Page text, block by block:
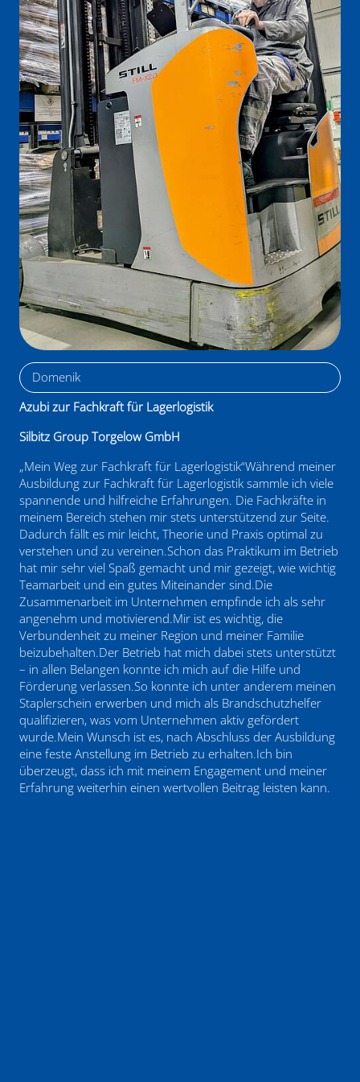
Anne Sprigode
Azubi zur techn. Modellbauerin
Silbitz Group GmbH
Ich wollte immer einen Beruf, bei dem ich mich
handwerklich betätigen kann und der auch in Zukunft gute
Chancen bietet, und Silbitz Guss kannte ich zu meiner
Sportlaufbahn schon als Unterstützer von
Sportveranstaltungen. Jetzt bin ich hier im Unternehmen
schon im letzten Jahr meiner Ausbildung zur technischen
Modellbauerin. Das ist ein sehr vielseitiger Beruf. Ich
arbeite mit verschiedenen Materialien und ich lerne
verschiedene Be- und Verarbeitungstechniken. Was mir
hier gut gefällt ist, dass ich auch andere Abteilungen
kennenlernen kann, also vom Auftrag bis zum Verkauf.
dass wir zwischen Schule und Arbeitsalltag die Möglichkeit
haben, an Lehrgängen teilzunehmen.
Domenik
Azubi zur Fachkraft für Lagerlogistik
Silbitz Group Torgelow GmbH
„Mein Weg zur Fachkraft für Lagerlogistik“Während meiner
Ausbildung zur Fachkraft für Lagerlogistik sammle ich viele
spannende und hilfreiche Erfahrungen. Die Fachkräfte in
meinem Bereich stehen mir stets unterstützend zur Seite.
Dadurch fällt es mir leicht, Theorie und Praxis optimal zu
verstehen und zu vereinen.Schon das Praktikum im Betrieb
hat mir sehr viel Spaß gemacht und mir gezeigt, wie wichtig
Teamarbeit und ein gutes Miteinander sind.Die
Zusammenarbeit im Unternehmen empfinde ich als sehr
angenehm und motivierend.Mir ist es wichtig, die
Verbundenheit zu meiner Region und meiner Familie
beizubehalten.Der Betrieb hat mich dabei stets unterstützt
– in allen Belangen konnte ich mich auf die Hilfe und
Förderung verlassen.So konnte ich unter anderem meinen
Staplerschein erwerben und mich als Brandschutzhelfer
qualifizieren, was vom Unternehmen aktiv gefördert
wurde.Mein Wunsch ist es, nach Abschluss der Ausbildung
eine feste Anstellung im Betrieb zu erhalten.Ich bin
überzeugt, dass ich mit meinem Engagement und meiner
Erfahrung weiterhin einen wertvollen Beitrag leisten kann.